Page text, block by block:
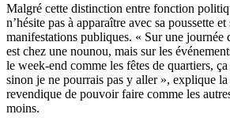
Malgré cette distinction entre fonction
n’hésite pas à apparaître avec sa poussette
manifestations publiques. « Sur une journée
est chez une nounou, mais sur les
le week-end comme les fêtes de quartiers,
sinon je ne pourrais pas y aller », explique
revendique de pouvoir faire comme les
moins.